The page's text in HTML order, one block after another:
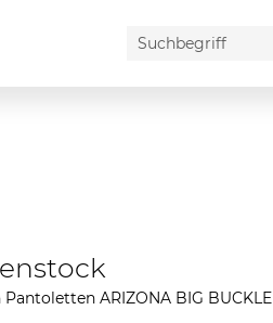
ARIZONA BIG BUCKLE